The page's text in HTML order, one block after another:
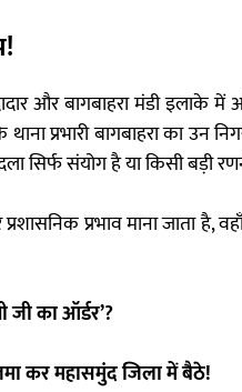
और बागबाहरा मंडी
प्रभारी बागबाहरा का उन
संयोग है या किसी बड़ी
प्रभाव माना जाता है,
जी का ऑर्डर’?
कर महासमुंद जिला में बैठे!